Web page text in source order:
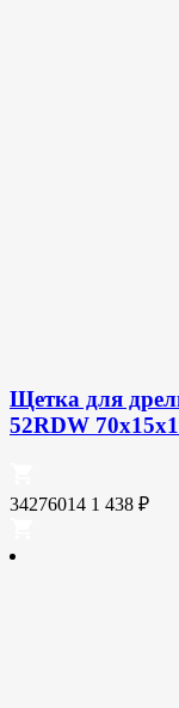
Щетка для
52RDW
34276014 1 438 ₽